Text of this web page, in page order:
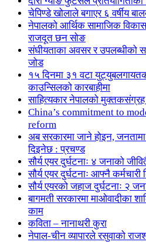
चेपिण्डे खोलाले बगाएर ६ वर्षीय
नेपालको आर्थिक सामाजिक
राजदूत छन सोङ
संघीयताका अवसर र उपलब्धीको
जोड
१५ दिनमा ३१ वटा
काउन्सिलको कारबाहीमा
साहित्यकार नेपालको मुक्तकसंग्रह
China’s commitment to
reform
अब सरकारमा जाने होइन, जनतामा
दिइनेछ : प्रचण्ड
सौर्य एयर दुर्घटनाः ४ जनाको
सौर्य एयर दुर्घटनाः आफ्नै
सौर्य एयरको जहाज दुर्घटनाः २
बागमती सरकारमा माओवादीका
काम
कविता – नानाथरी कुरा
नेपाल-चीन व्यापारले रसुवाको